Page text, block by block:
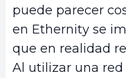
puede parecer
en Ethernity se
que en realidad
Al utilizar una